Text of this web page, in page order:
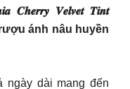
𝑪𝒉𝒆𝒓𝒓𝒚 𝑽𝒆𝒍𝒗𝒆𝒕 𝑻𝒊𝒏𝒕
ánh nâu huyền
ngày dài mang đến